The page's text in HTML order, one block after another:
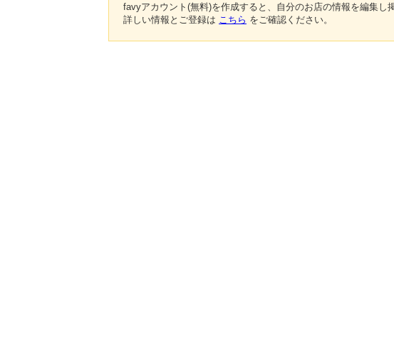
favyアカウント(無料)を作成すると、自分のお店の情報を編集し
詳しい情報とご登録は こちら をご確認ください。